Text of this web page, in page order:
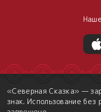
«Северная Сказка» —
знак. Использование без